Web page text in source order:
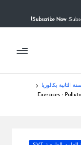
Subscribe Now!
الثانية بكالوريا
Exercices :